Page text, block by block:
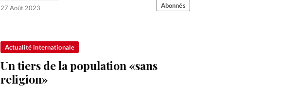
27 Août 2023
Abonnés
Actualité internationale
Un tiers de la population «sans
religion»